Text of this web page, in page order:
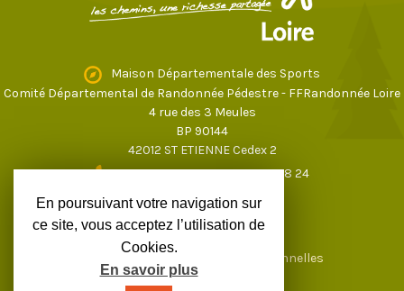
Maison Départementale des Sports
Comité Départemental de Randonnée Pédestre - FFRandonnée Loire
4 rue des 3 Meules
BP 90144
42012 ST ETIENNE Cedex 2
04 77 43 59 17ou04 77 37 28 24
loire@ffrandonnee.fr
Données personnelles
En poursuivant votre navigation sur
ce site, vous acceptez l’utilisation de
Cookies.
En savoir plus